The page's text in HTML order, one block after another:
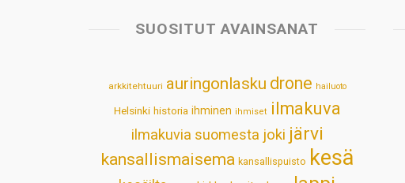
SUOSITUT AVAINSANAT
arkkitehtuuri auringonlasku drone hailuoto
Helsinki historia ihminen ihmiset ilmakuva
ilmakuvia suomesta joki järvi
kansallismaisema kansallispuisto kesä